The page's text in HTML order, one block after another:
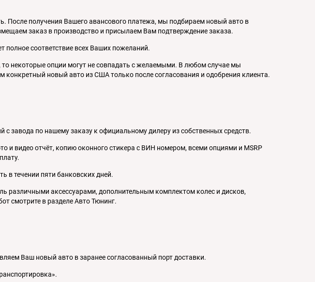
получения Вашего авансового платежа, мы подбираем новый авто в
заказ в производство и присылаем Вам подтверждение заказа.
полное соответствие всех Ваших пожеланий.
некоторые опции могут не совпадать с желаемыми. В любом случае мы
новый авто из США только после согласования и одобрения клиента.
по нашему заказу к официальному дилеру из собственных средств.
видео отчёт, копию оконного стикера с ВИН номером, всеми опциями и MSRP
в течении пяти банковских дней.
аксессуарами, дополнительным комплектом колес и дисков,
смотрите в разделе Авто Тюнинг.
Ваш новый авто в заранее согласованный порт доставки.